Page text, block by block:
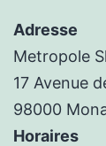
Adresse
Metropole
17 Avenue
98000
Horaires